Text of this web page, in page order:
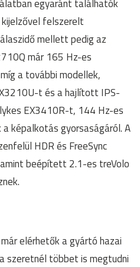
egyaránt találhatók
felszerelt
mellett pedig az
már 165 Hz-es
a további modellek,
t és a hajlított IPS-
EX3410R-t, 144 Hz-es
képalkotás gyorsaságáról. A
HDR és FreeSync
beépített 2.1-es treVolo
elérhetők a gyártó hazai
szeretnél többet is megtudni